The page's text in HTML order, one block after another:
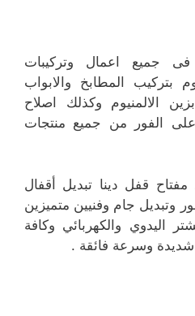
جميع اعمال وتركيبات
بتركيب المطابخ والابواب
الالمنيوم وكذلك اصلاح
على الفور من جميع منتجات
قفل دينا تبديل أقفال
وتبديل جام وفنيين متميزين
اليدوي والكهربائي وكافة
شديدة وسرعة فائقة .